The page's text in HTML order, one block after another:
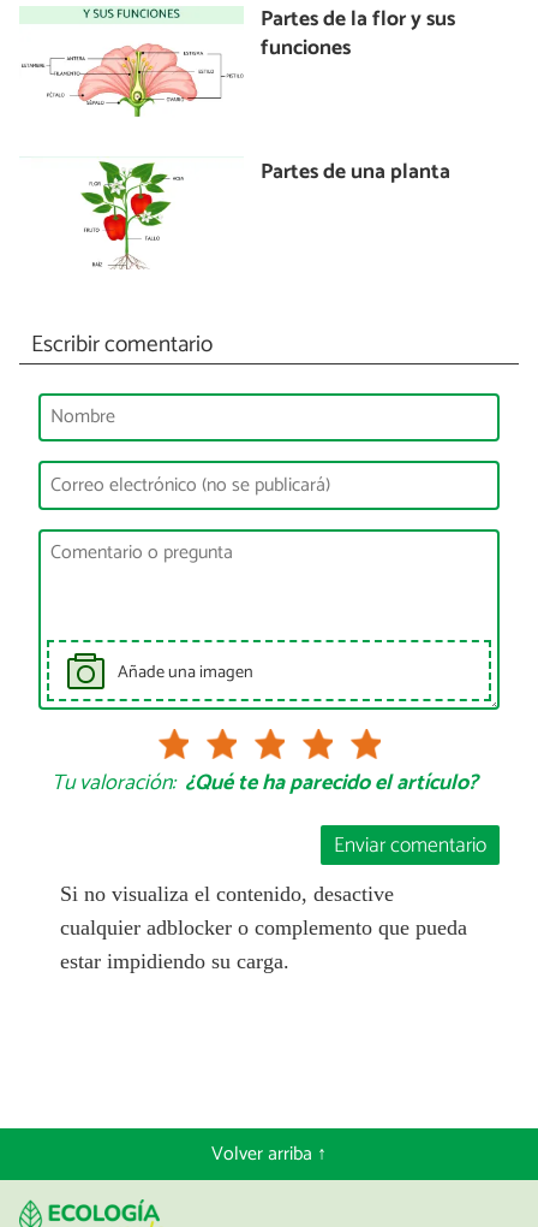
Partes de la flor y sus
funciones
Partes de una planta
Escribir comentario
Añade una imagen
Tu valoración: ¿Qué te ha parecido el artículo?
Enviar comentario
Si no visualiza el contenido, desactive
cualquier adblocker o complemento que pueda
estar impidiendo su carga.
Volver arriba ↑